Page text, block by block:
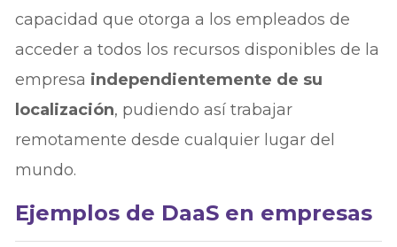
capacidad que otorga a los empleados de
acceder a todos los recursos disponibles de la
empresa independientemente de su
localización, pudiendo así trabajar
remotamente desde cualquier lugar del
mundo.
Ejemplos de DaaS en empresas